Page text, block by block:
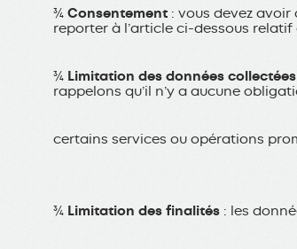
¾Consentement : vous devez
reporter à l’article ci-dessous
¾ Limitation des données collectées
rappelons qu’il n’y a aucune
certains services ou opérations
¾ Limitation des finalités : les